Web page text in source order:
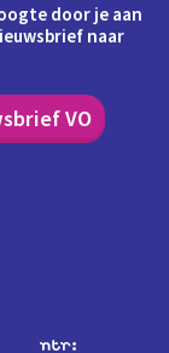
door je aan
naar
VO